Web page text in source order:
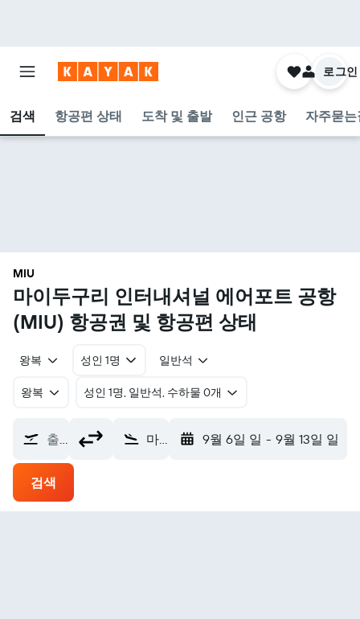
검색 항공편 상태 도착 및 출발 인근 공항 자주묻
로그인
MIU
마이두구리 인터내셔널 에어포트 공항
(MIU) 항공권 및 항공편 상태
왕복 성인 1명 일반석
왕복 ​성인 1명, 일반석, 수하물 0개
출발지 마이두구리 인터내셔널 에어포트 (MIU) 9월 6일 일 - 9월 13일 일
검색